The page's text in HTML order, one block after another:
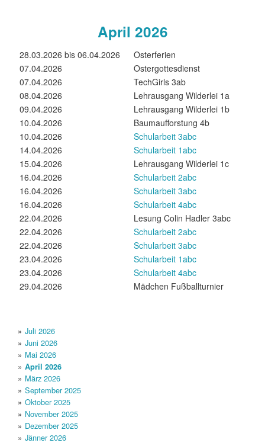
April 2026
28.03.2026 bis 06.04.2026
Osterferien
07.04.2026
Ostergottesdienst
07.04.2026
TechGirls 3ab
08.04.2026
Lehrausgang Wilderlei 1a
09.04.2026
Lehrausgang Wilderlei 1b
10.04.2026
Baumaufforstung 4b
10.04.2026
Schularbeit 3abc
14.04.2026
Schularbeit 1abc
15.04.2026
Lehrausgang Wilderlei 1c
16.04.2026
Schularbeit 2abc
16.04.2026
Schularbeit 3abc
16.04.2026
Schularbeit 4abc
22.04.2026
Lesung Colin Hadler 3abc
22.04.2026
Schularbeit 2abc
22.04.2026
Schularbeit 3abc
23.04.2026
Schularbeit 1abc
23.04.2026
Schularbeit 4abc
29.04.2026
Mädchen Fußballturnier​
Juli 2026
Juni 2026
Mai 2026
April 2026
März 2026
September 2025
Oktober 2025
November 2025
Dezember 2025
Jänner 2026